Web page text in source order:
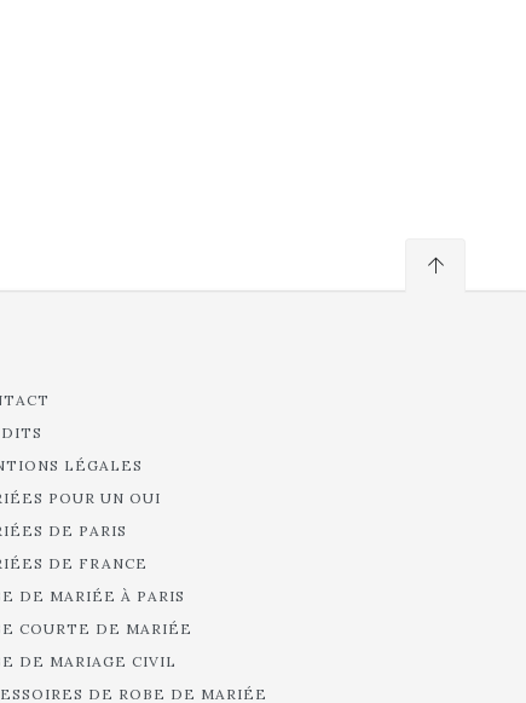
LÉGALES
POUR UN OUI
DE PARIS
DE FRANCE
DE MARIÉE À PARIS
COURTE DE MARIÉE
DE MARIAGE CIVIL
DE ROBE DE MARIÉE